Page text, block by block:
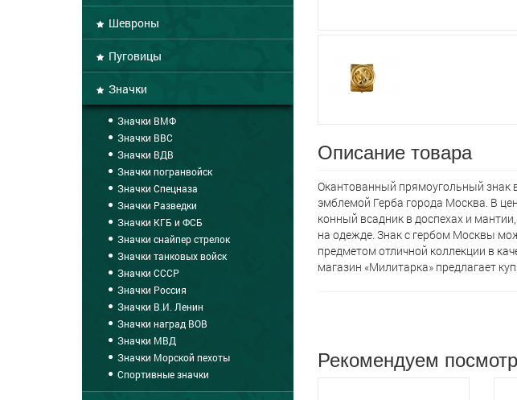
Шевроны
Пуговицы
Значки
Значки ВМФ
Значки ВВС
Значки ВДВ
Значки погранвойск
Значки Спецназа
Значки Разведки
Значки КГБ и ФСБ
Значки снайпер стрелок
Значки танковых войск
Значки СССР
Значки Россия
Значки В.И. Ленин
Значки наград ВОВ
Значки МВД
Значки Морской пехоты
Спортивные значки
Описание товара
Окантованный прямоугольный знак
эмблемой Герба города Москва. В
конный всадник в доспехах и
на одежде. Знак с гербом Москвы
предметом отличной коллекции в
магазин «Милитарка» предлагает
Рекомендуем